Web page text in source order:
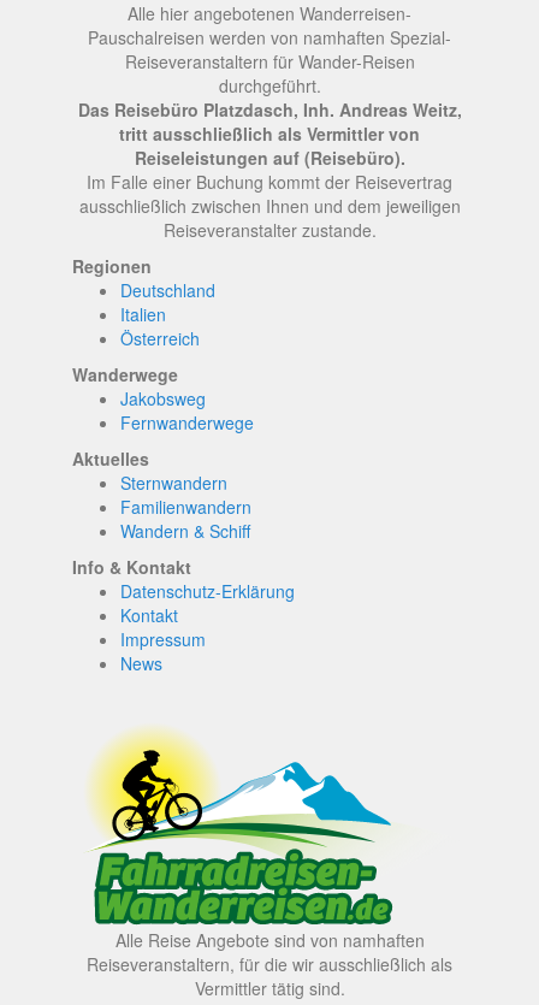
Alle hier angebotenen Wanderreisen-
Pauschalreisen werden von namhaften Spezial-
Reiseveranstaltern für Wander-Reisen
durchgeführt.
Das Reisebüro Platzdasch, Inh. Andreas Weitz,
tritt ausschließlich als Vermittler von
Reiseleistungen auf (Reisebüro).
Im Falle einer Buchung kommt der Reisevertrag
ausschließlich zwischen Ihnen und dem jeweiligen
Reiseveranstalter zustande.
Regionen
Deutschland
Italien
Österreich
Wanderwege
Jakobsweg
Fernwanderwege
Aktuelles
Sternwandern
Familienwandern
Wandern & Schiff
Info & Kontakt
Datenschutz-Erklärung
Kontakt
Impressum
News
Alle Reise Angebote sind von namhaften
Reiseveranstaltern, für die wir ausschließlich als
Vermittler tätig sind.